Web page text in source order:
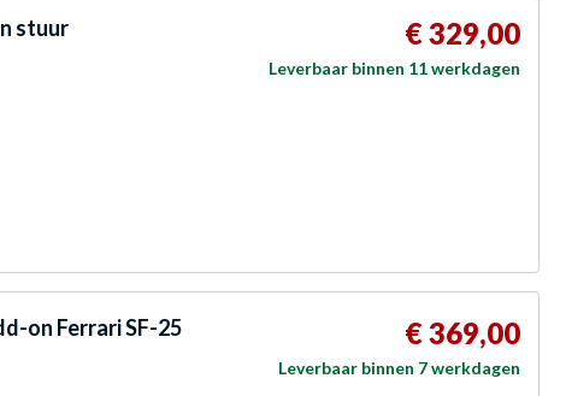
stuur € 329,00
Leverbaar binnen 11 werkdagen
on Ferrari SF-25
€ 369,00
Leverbaar binnen 7 werkdagen